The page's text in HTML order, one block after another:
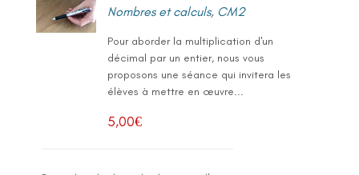
Nombres et calculs, CM2
Pour aborder la multiplication d'un
décimal par un entier, nous vous
proposons une séance qui invitera les
élèves à mettre en œuvre...
5,00€